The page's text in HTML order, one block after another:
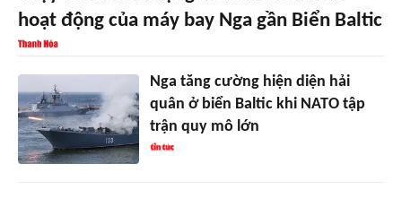
hoạt động của máy bay Nga gần Biển Baltic
Nga tăng cường hiện diện hải
quân ở biển Baltic khi NATO tập
trận quy mô lớn